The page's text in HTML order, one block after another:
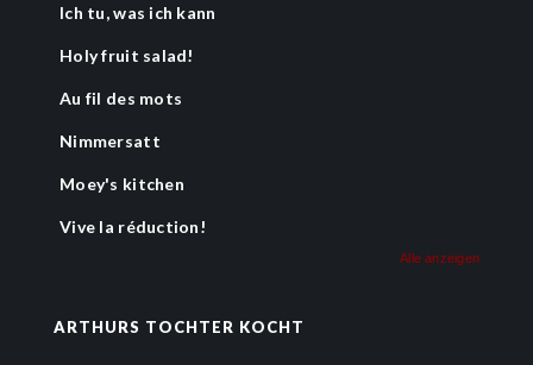
Ich tu, was ich kann
Holy fruit salad!
Au fil des mots
Nimmersatt
Moey's kitchen
Vive la réduction!
Alle anzeigen
ARTHURS TOCHTER KOCHT